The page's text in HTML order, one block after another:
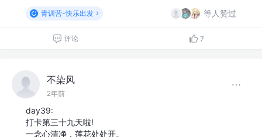
青训营-快乐出发 等人赞过
评论 7
不染风
2年前
day39:
打卡第三十九天啦!
一念心清净，莲花处处开。